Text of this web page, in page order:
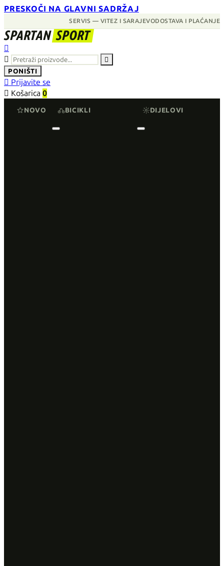
PRESKOČI NA GLAVNI SADRŽAJ
SERVIS — VITEZ I SARAJEVODOSTAVA I PLAĆANJE
SPARTAN SPORT



PONIŠTI
 Prijavite se
 Košarica 0
NOVO BICIKLI DIJELOVI